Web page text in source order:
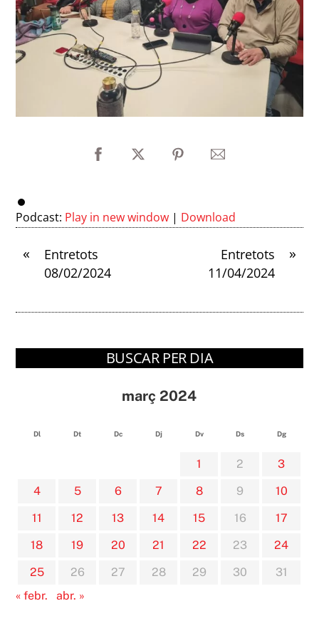
Podcast: Play in new window | Download
«
Entretots
08/02/2024
»
Entretots
11/04/2024
BUSCAR PER DIA
març 2024
Dl Dt Dc Dj Dv Ds Dg
1 2
3
4
5 6 7 8 9
10
11
12 13 14 15 16
17
18
19 20 21 22 23
24
25
26 27 28 29 30
31
« febr.
abr. »